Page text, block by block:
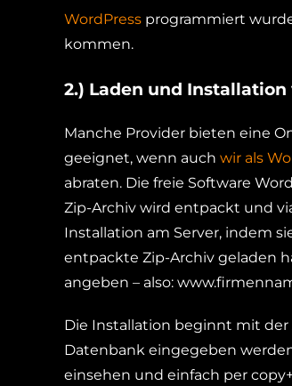
WordPressprogrammiert
kommen.
2.) Laden und Installation
Manche Provider bieten eine
geeignet, wenn auch wir als
abraten. Die freie Software
Zip-Archiv wird entpackt und
Installation am Server, indem
entpackte Zip-Archiv geladen
angeben – also:
Die Installation beginnt mit der
Datenbank eingegeben
einsehen und einfach per